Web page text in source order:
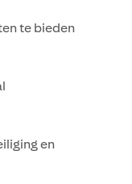
te bieden
en